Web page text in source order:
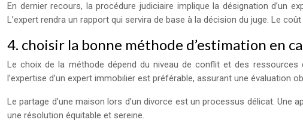
En dernier recours, la procédure judiciaire implique la désignation d’un
L’expert rendra un rapport qui servira de base à la décision du juge. Le
4. choisir la bonne méthode d’estimation en
Le choix de la méthode dépend du niveau de conflit et des
l’expertise d’un expert immobilier est préférable, assurant une évaluation
Le partage d’une maison lors d’un divorce est un processus délicat.
une résolution équitable et sereine.